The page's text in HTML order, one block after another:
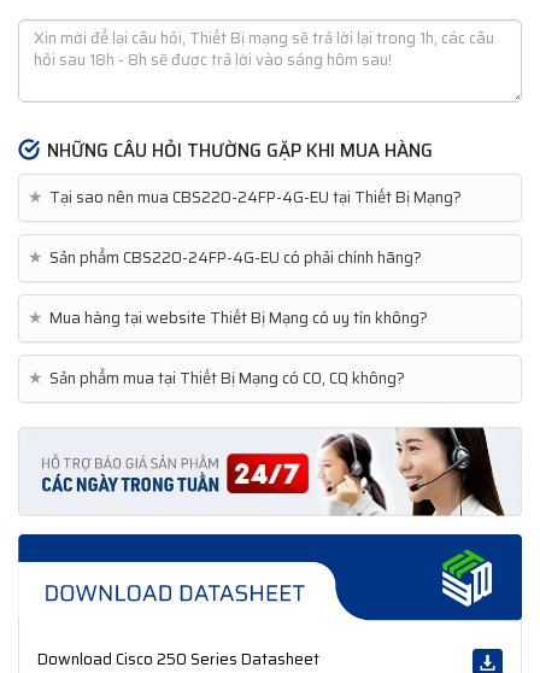
NHỮNG CÂU HỎI THƯỜNG GẶP KHI MUA HÀNG
★ Tại sao nên mua CBS220-24FP-4G-EU tại Thiết Bị Mạng?
★ Sản phẩm CBS220-24FP-4G-EU có phải chính hãng?
★ Mua hàng tại website Thiết Bị Mạng có uy tín không?
★ Sản phẩm mua tại Thiết Bị Mạng có CO, CQ không?
Download Cisco 250 Series Datasheet